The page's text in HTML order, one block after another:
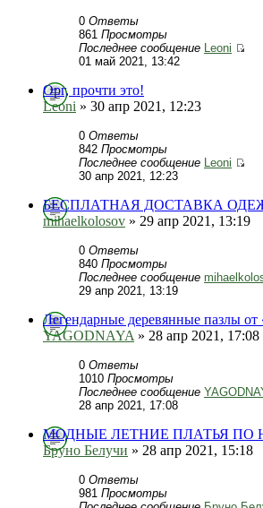
0 Ответы
861 Просмотры
Последнее сообщение Leoni
01 май 2021, 13:42
Орг, прочти это!
Leoni » 30 апр 2021, 12:23
0 Ответы
842 Просмотры
Последнее сообщение Leoni
30 апр 2021, 12:23
БЕСПЛАТНАЯ ДОСТАВКА
mihaelkolosov » 29 апр 2021, 13:19
0 Ответы
840 Просмотры
Последнее сообщение
29 апр 2021, 13:19
Легендарные деревянные пазлы от
YAGODNAYA » 28 апр 2021, 17:08
0 Ответы
1010 Просмотры
Последнее сообщение
28 апр 2021, 17:08
МОДНЫЕ ЛЕТНИЕ ПЛАТЬЯ ПО
Бруно Белучи » 28 апр 2021, 15:18
0 Ответы
981 Просмотры